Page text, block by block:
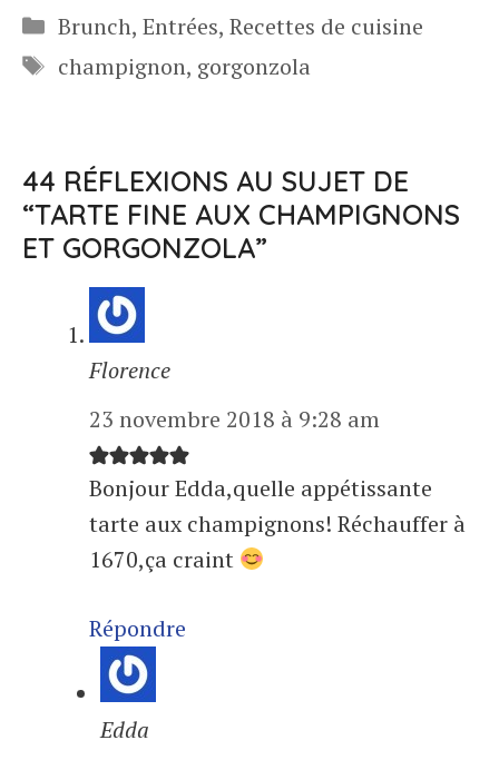
Catégories
Brunch, Entrées, Recettes de cuisine
Étiquettes
champignon, gorgonzola
44 RÉFLEXIONS AU SUJET DE
“TARTE FINE AUX CHAMPIGNONS
ET GORGONZOLA”
Florence
23 novembre 2018 à 9:28 am
Bonjour Edda,quelle appétissante
tarte aux champignons! Réchauffer à
1670,ça craint
Répondre
Edda